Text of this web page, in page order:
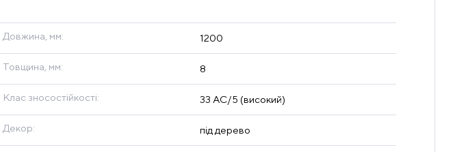
Довжина, мм: 1200
Товщина, мм: 8
Клас зносостійкості: 33 AC/5 (високий)
Декор: під дерево